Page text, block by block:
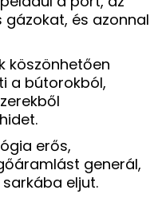
és azonnal
köszönhetően
a bútorokból,
erős,
generál,
eljut.